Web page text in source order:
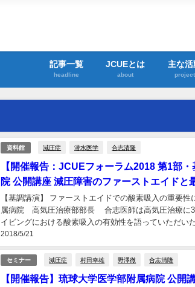
記事一覧
headline
JCUEとは
about
主な活
project
資料館 減圧症 潜水医学 合志清隆
【開催報告：JCUEフォーラム2018 第1部
院 公開講座 減圧障害のファーストエイドと
2018/5/21
【基調講演】 ファーストエイドでの酸素吸入の重
属病院 高気圧治療部部長 合志医師は高気圧治療に
イビングにおける酸素吸入の有効性を語っていただい
ストエイド）が最も重要であり、減圧障害が疑われる
セミナー 減圧症 村田幸雄 野澤徹 合志清隆
【開催報告】琉球大学医学部附属病院 公開